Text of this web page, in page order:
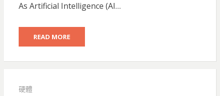
As Artificial Intelligence (AI…
READ MORE
硬體